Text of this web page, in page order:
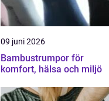
09 juni 2026
Bambustrumpor för
komfort, hälsa och miljö